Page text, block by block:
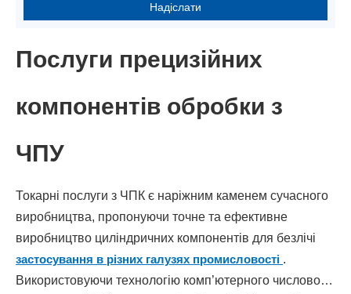
Надіслати
Послуги прецизійних
компонентів обробки з
ЧПУ
Токарні послуги з ЧПК є наріжним каменем сучасного
виробництва, пропонуючи точне та ефективне
виробництво циліндричних компонентів для безлічі
застосування в різних галузях промисловості .
Використовуючи технологію комп’ютерного числового